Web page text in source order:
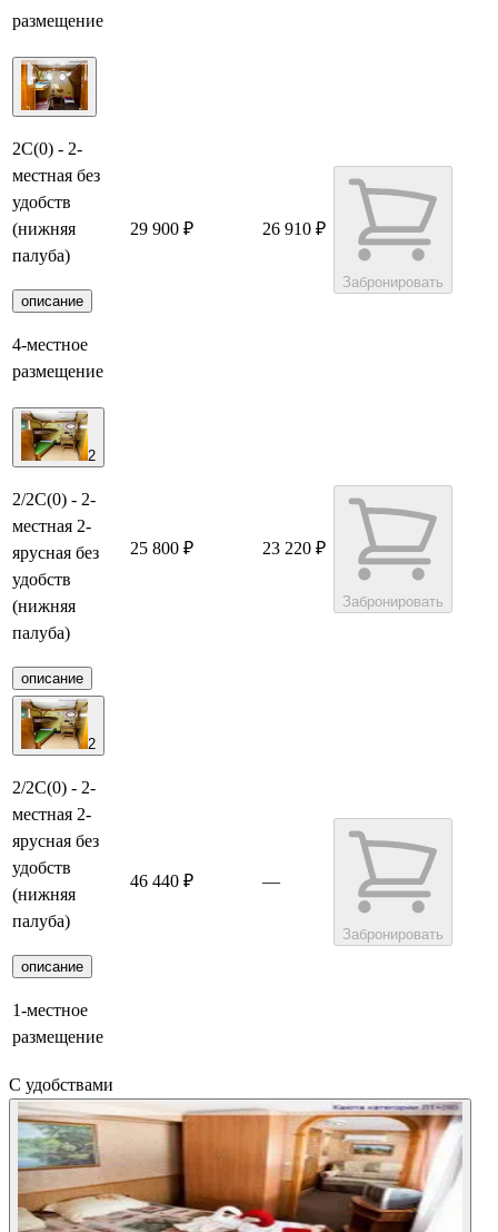
размещение
2С(0) - 2-
местная без
удобств
(нижняя
палуба)
описание
4-местное
размещение
29 900 ₽ 26 910 ₽
Забронировать
2
2/2С(0) - 2-
местная 2-
ярусная без
удобств
(нижняя
палуба)
описание
25 800 ₽ 23 220 ₽
Забронировать
2
2/2С(0) - 2-
местная 2-
ярусная без
удобств
(нижняя
палуба)
описание
1-местное
размещение
46 440 ₽ —
Забронировать
С удобствами